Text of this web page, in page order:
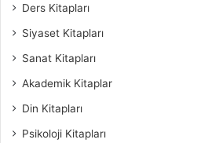
Ders Kitapları
Siyaset Kitapları
Sanat Kitapları
Akademik Kitaplar
Din Kitapları
Psikoloji Kitapları